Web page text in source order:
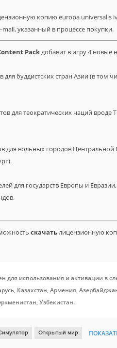
копию europa universalis
mail, указанный в процессе покупки.
Packдобавит в игру 4 новые
для буддистских стран Азии (в том
для теократических наций вроде
для вольных городов Центральной
для государств Европы и
скачатьлицензионную
для использования и активации в
Казахстан, Армения,
Узбекистан.
Открытый мир